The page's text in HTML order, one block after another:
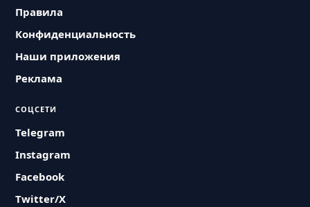
Правила
Конфиденциальность
Наши приложения
Реклама
СОЦСЕТИ
Telegram
Instagram
Facebook
Twitter/X